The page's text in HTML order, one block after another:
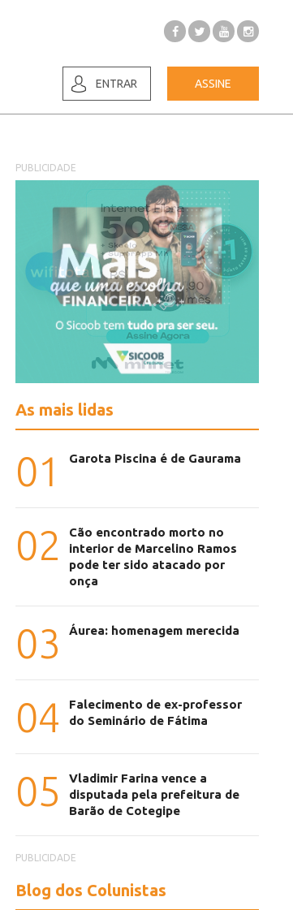
ENTRAR ASSINE
PUBLICIDADE
As mais lidas
01 Garota Piscina é de Gaurama
02
Cão encontrado morto no
interior de Marcelino Ramos
pode ter sido atacado por
onça
03 Áurea: homenagem merecida
04
Falecimento de ex-professor
do Seminário de Fátima
05
Vladimir Farina vence a
disputada pela prefeitura de
Barão de Cotegipe
PUBLICIDADE
Blog dos Colunistas